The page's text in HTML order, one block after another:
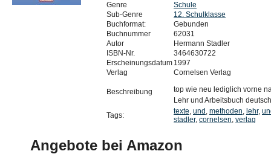
Genre
Schule
Sub-Genre
12. Schulklasse
Buchformat:
Gebunden
Buchnummer
62031
Autor
Hermann Stadler
ISBN-Nr.
3464630722
Erscheinungsdatum 1997
Verlag
Cornelsen Verlag
Beschreibung
top wie neu lediglich vorne
Lehr und Arbeitsbuch deutsch
Tags:
texte, und , methoden, lehr,
stadler, cornelsen, verlag
Angebote bei Amazon